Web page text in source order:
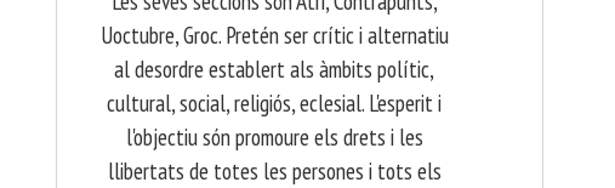
Uoctubre, Groc. Pretén ser crític i alternatiu
al desordre establert als àmbits polític,
cultural, social, religiós, eclesial. L'esperit i
l'objectiu són promoure els drets i les
llibertats de totes les persones i tots els